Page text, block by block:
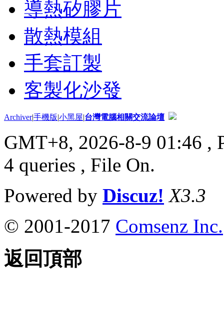
導熱矽膠片
散熱模組
手套訂製
客製化沙發
Archiver|手機版|小黑屋|台灣電腦相關交流論壇
GMT+8, 2026-8-9 01:46 ,
4 queries , File On.
Powered by Discuz! X3.3
© 2001-2017 Comsenz Inc.
返回頂部